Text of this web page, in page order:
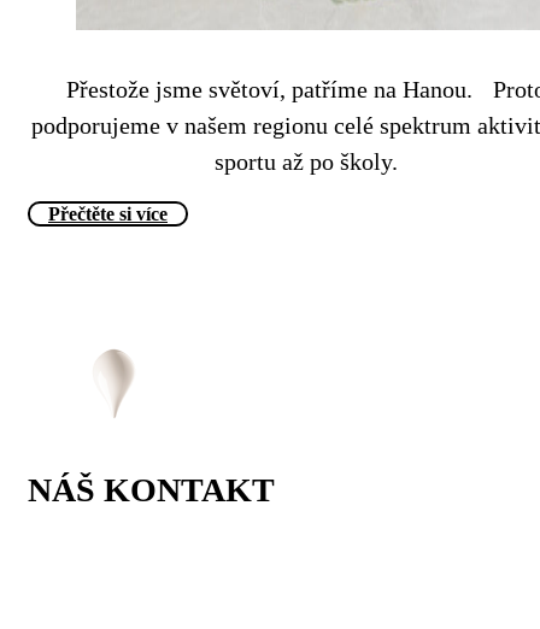
Přestože jsme světoví, patříme na Hanou.
podporujeme v našem regionu celé spektrum
sportu až po školy.
Přečtěte si více
NÁŠ KONTAKT